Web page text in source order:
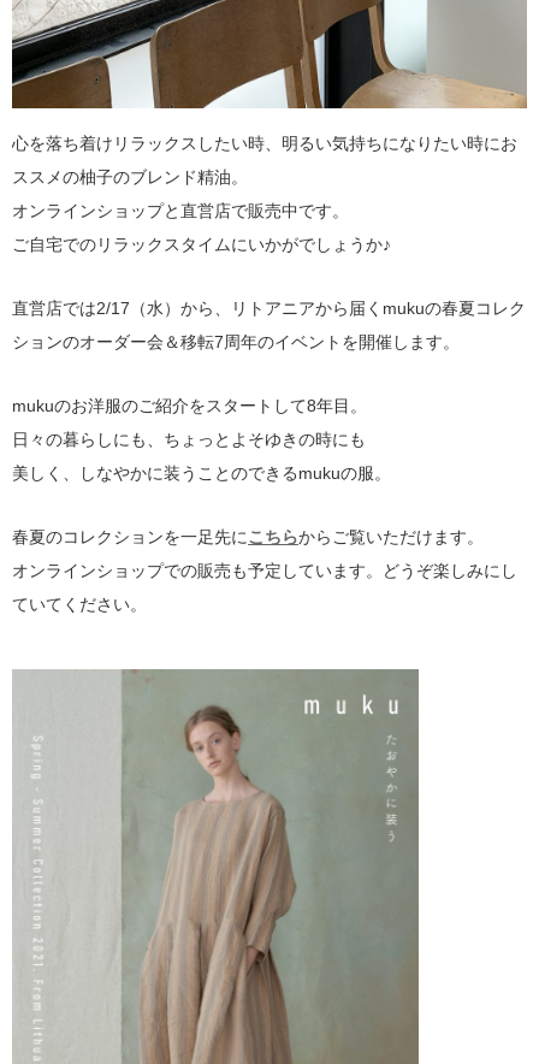
心を落ち着けリラックスしたい時、明るい気持ちになりたい時にお
ススメの柚子のブレンド精油。
オンラインショップと直営店で販売中です。
ご自宅でのリラックスタイムにいかがでしょうか♪
直営店では2/17（水）から、リトアニアから届くmukuの春夏コレク
ションのオーダー会＆移転7周年のイベントを開催します。
mukuのお洋服のご紹介をスタートして8年目。
日々の暮らしにも、ちょっとよそゆきの時にも
美しく、しなやかに装うことのできるmukuの服。
春夏のコレクションを一足先にこちらからご覧いただけます。
オンラインショップでの販売も予定しています。どうぞ楽しみにし
ていてください。